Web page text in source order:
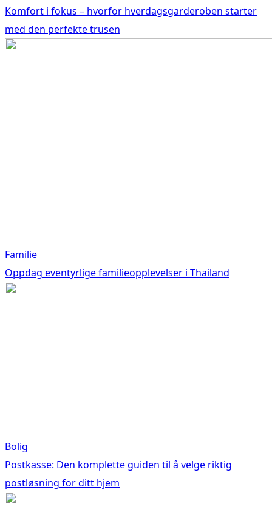
Komfort i fokus – hvorfor hverdagsgarderoben starter
med den perfekte trusen
Familie
Oppdag eventyrlige familieopplevelser i Thailand
Bolig
Postkasse: Den komplette guiden til å velge riktig
postløsning for ditt hjem